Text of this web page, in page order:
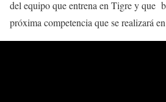
del equipo que entrena en Tigre y que
próxima competencia que se realizará